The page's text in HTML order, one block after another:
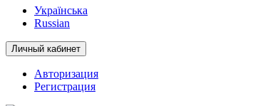
Українська
Russian
Личный кабинет
Авторизация
Регистрация